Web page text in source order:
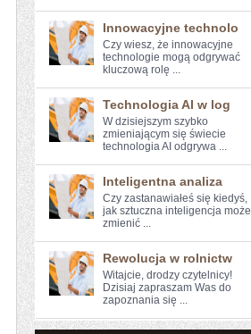
Innowacyjne technolo
Czy wiesz, że innowacyjne
technologie mogą odgrywać
kluczową rolę ...
Technologia AI w log
W dzisiejszym szybko
zmieniającym ​się świecie
technologia AI‌ odgrywa ...
Inteligentna analiza
Czy zastanawiałeś⁤ się kiedyś,‌
jak sztuczna inteligencja może
zmienić ...
Rewolucja w rolnictw
Witajcie, drodzy czytelnicy!⁤
Dzisiaj⁣ zapraszam Was do
zapoznania się ...